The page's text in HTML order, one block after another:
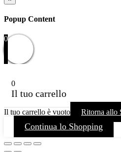
Popup Content
0
0
Il tuo carrello
Il tuo carrello è vuoto Ritorna allo
Continua lo Shopping